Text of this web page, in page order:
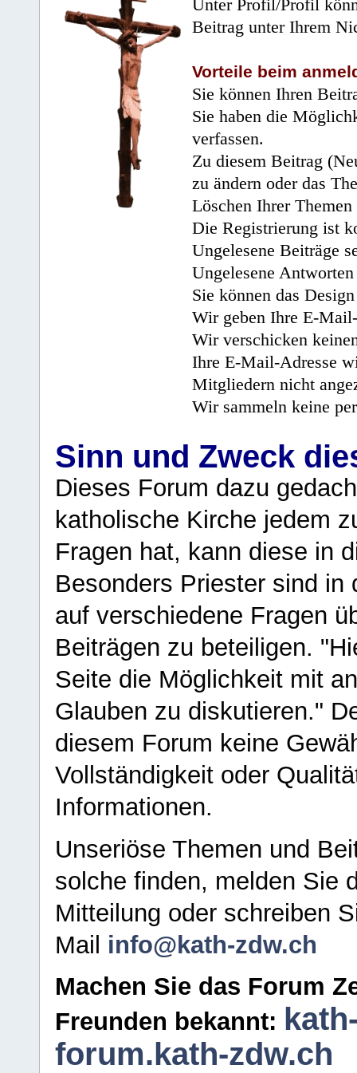
Unter Profil/Profil
Beitrag unter Ihrem
Vorteile beim
Sie können Ihren
Sie haben die
verfassen.
Zu diesem Beitrag
zu ändern oder das
Löschen Ihrer
Die Registrierung ist
Ungelesene Beiträge
Ungelesene
Sie können das
Wir geben Ihre E-
Wir verschicken
Ihre E-Mail-Adresse
Mitgliedern nicht
Wir sammeln keine
Sinn und Zweck
Dieses Forum dazu
katholische Kirche jedem
Fragen hat, kann diese in
Besonders Priester sind in
auf verschiedene Fragen
Beiträgen zu beteiligen.
Seite die Möglichkeit mit
Glauben zu diskutieren."
diesem Forum keine
Vollständigkeit oder
Informationen.
Unseriöse Themen und
solche finden, melden Sie
Mitteilung oder schreiben
Mail info@kath-zdw.ch
Machen Sie das Forum
Freunden bekannt:
forum.kath-zdw.ch